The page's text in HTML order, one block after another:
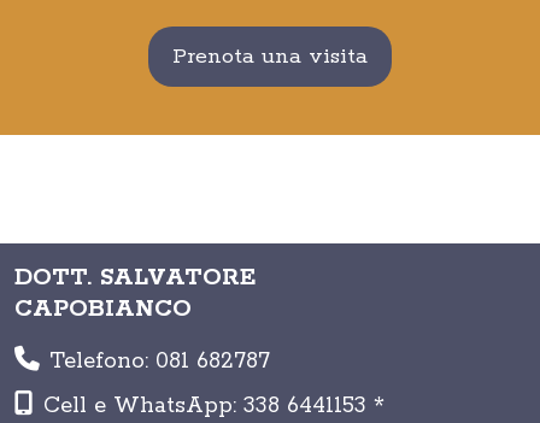
Prenota una visita
DOTT. SALVATORE
CAPOBIANCO
Telefono: 081 682787
Cell e WhatsApp: 338 6441153 *